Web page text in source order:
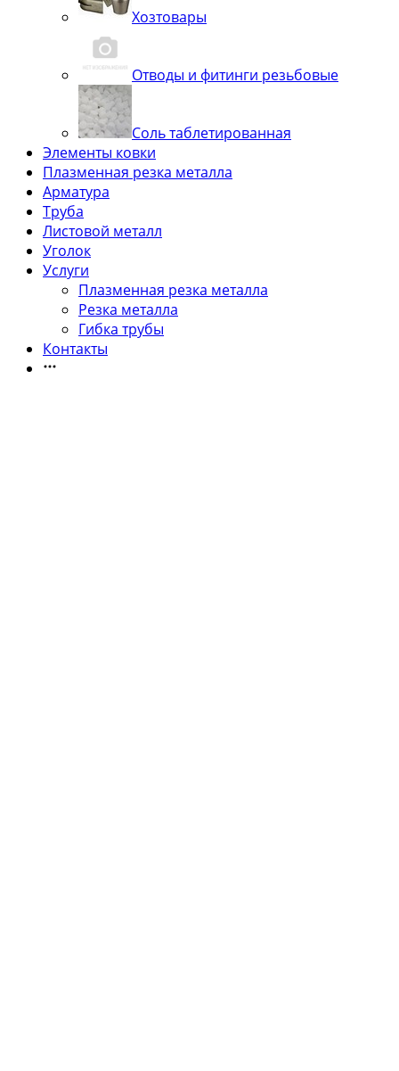
Хозтовары
Отводы и фитинги резьбовые
Соль таблетированная
Элементы ковки
Плазменная резка металла
Арматура
Труба
Листовой металл
Уголок
Услуги
Плазменная резка металла
Резка металла
Гибка трубы
Контакты